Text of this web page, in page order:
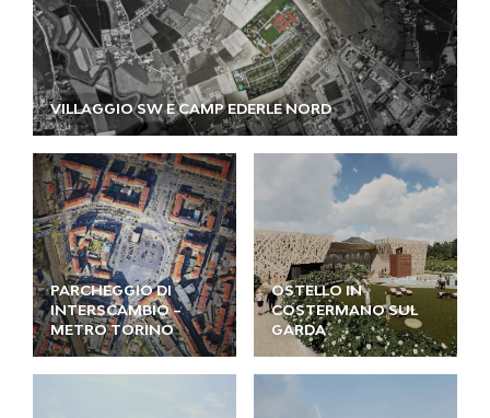
VILLAGGIO SW E CAMP EDERLE NORD
PARCHEGGIO DI
INTERSCAMBIO –
METRO TORINO
OSTELLO IN
COSTERMANO SUL
GARDA